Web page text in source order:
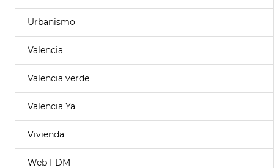
Urbanismo
Valencia
Valencia verde
Valencia Ya
Vivienda
Web FDM